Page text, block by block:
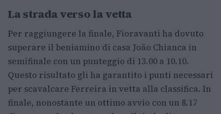
La strada verso la vetta
Per raggiungere la finale, Fioravanti ha dovuto
superare il beniamino di casa João Chianca in
semifinale con un punteggio di 13.00 a 10.10.
Questo risultato gli ha garantito i punti necessari
per scavalcare Ferreira in vetta alla classifica. In
finale, nonostante un ottimo avvio con un 8.17